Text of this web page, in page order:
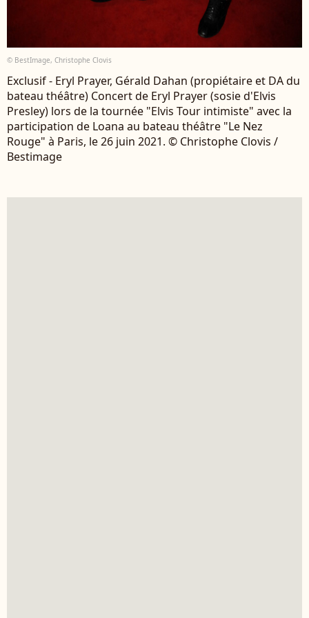
© BestImage, Christophe Clovis
Exclusif - Eryl Prayer, Gérald Dahan (propiétaire et DA du
bateau théâtre) Concert de Eryl Prayer (sosie d'Elvis
Presley) lors de la tournée "Elvis Tour intimiste" avec la
participation de Loana au bateau théâtre "Le Nez
Rouge" à Paris, le 26 juin 2021. © Christophe Clovis /
Bestimage